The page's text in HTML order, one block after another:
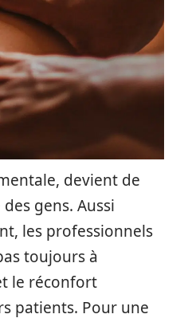
devient de
gens. Aussi
les professionnels
toujours à
le réconfort
patients. Pour une